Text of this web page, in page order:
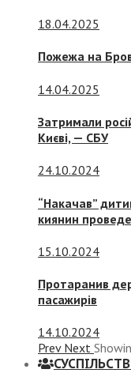
18.04.2025
Пожежа на
14.04.2025
Затримали
Києві, — СБУ
24.10.2024
“Накачав”
киянин
15.10.2024
Протаранив
пасажирів
14.10.2024
Prev Next